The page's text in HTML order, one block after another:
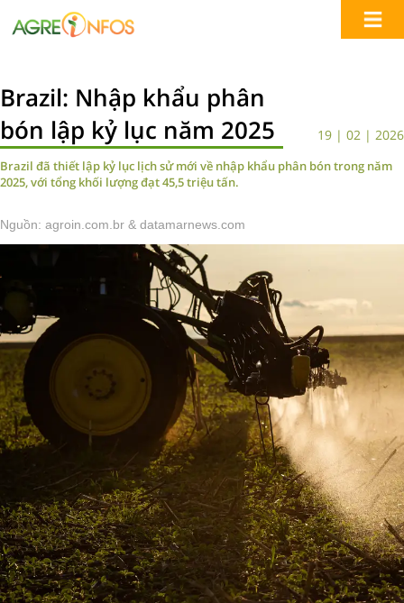
Brazil: Nhập khẩu phân
bón lập kỷ lục năm 2025
19 | 02 | 2026
Brazil đã thiết lập kỷ lục lịch sử mới về nhập khẩu phân bón trong năm
2025, với tổng khối lượng đạt 45,5 triệu tấn.
Nguồn: agroin.com.br & datamarnews.com